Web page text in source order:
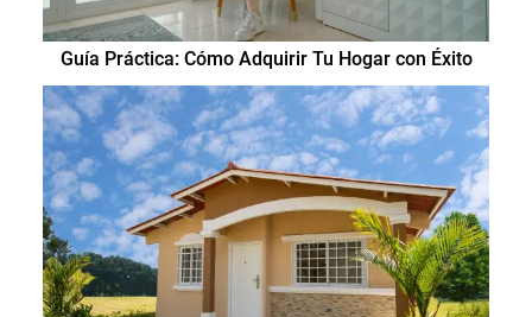
Guía Práctica: Cómo Adquirir Tu Hogar con Éxito